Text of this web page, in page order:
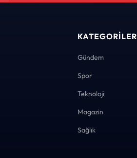
KATEGORILER
Gündem
Spor
Teknoloji
Magazin
Sağlık